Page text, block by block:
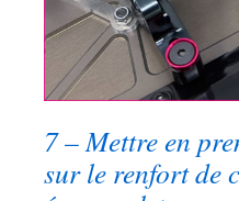
7 – Mettre en
sur le renfort de